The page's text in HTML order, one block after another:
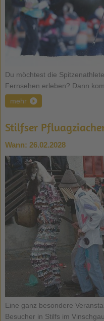
Du möchtest die
Fernsehen erleben? Dann
mehr
Stilfser
Wann: 26.02.2028
Eine ganz besondere
Besucher in Stilfs im Vinschgau